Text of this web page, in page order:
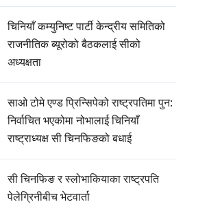
चिनियाँ कम्युनिष्ट पार्टी केन्द्रीय समितिको
राजनीतिक ब्यूरोको बैठकलाई सीको
अध्यक्षता
साओ टोमे एण्ड प्रिन्सिपेको राष्ट्रपतिमा पुन:
निर्वाचित भएकोमा नोभालाई चिनियाँ
राष्ट्राध्यक्ष सी चिनफिङको बधाई
सी चिनफिङ र स्लोभाकियाका राष्ट्रपति
पेलेग्रिनीबीच भेटवार्ता